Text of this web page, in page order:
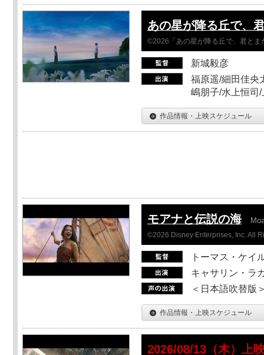
あの星が降る丘で、
©2026「あの星が降る丘で、君とま
新城毅彦
福原遥/細田佳央
嶋朋子/水上恒司
作品情報・上映スケジュール
モアナと伝説の海
©2026 Disney Enterprises, Inc. All
トーマス・ケイ
キャサリン・ラ
＜日本語吹替版
作品情報・上映スケジュール
2026/08/13（木）上